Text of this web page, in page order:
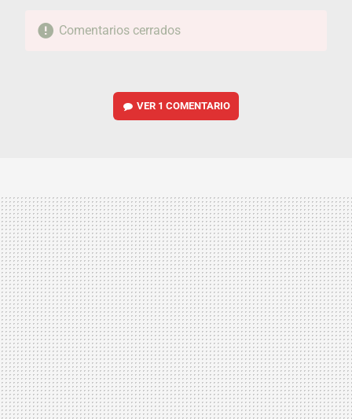
Comentarios cerrados
VER 1 COMENTARIO